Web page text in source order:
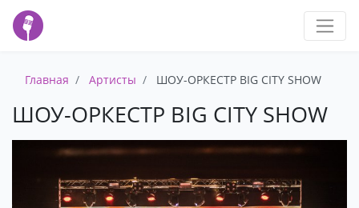
Главная Артисты ШОУ-ОРКЕСТР BIG CITY SHOW
ШОУ-ОРКЕСТР BIG CITY SHOW